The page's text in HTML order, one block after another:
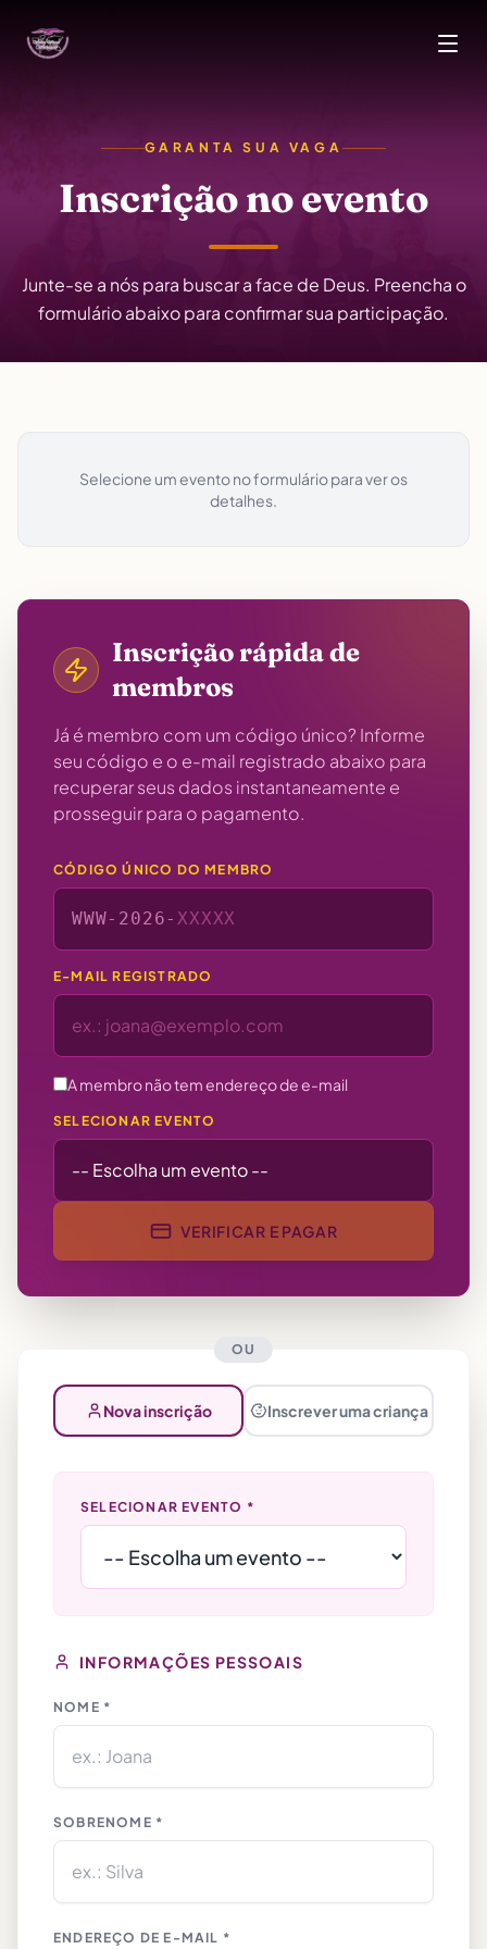
GARANTA SUA VAGA
Inscrição no evento
Junte-se a nós para buscar a face de Deus. Preencha o
formulário abaixo para confirmar sua participação.
Selecione um evento no formulário para ver os
detalhes.
Inscrição rápida de
membros
Já é membro com um código único? Informe
seu código e o e-mail registrado abaixo para
recuperar seus dados instantaneamente e
prosseguir para o pagamento.
CÓDIGO ÚNICO DO MEMBRO
WWW- 2026-
E-MAIL REGISTRADO
A membro não tem endereço de e-mail
SELECIONAR EVENTO
VERIFICAR E PAGAR
OU
Nova inscrição Inscrever uma criança
SELECIONAR EVENTO *
INFORMAÇÕES PESSOAIS
NOME *
SOBRENOME *
ENDEREÇO DE E-MAIL *